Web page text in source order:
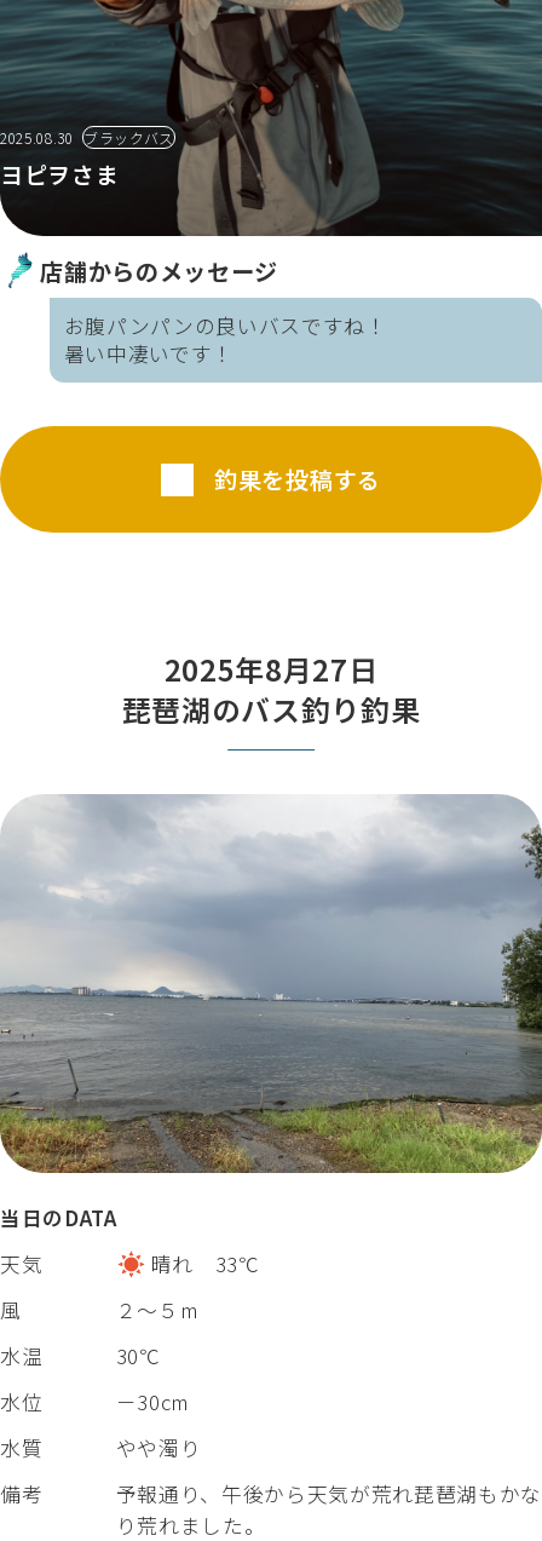
2025.08.30 ブラックバス
ヨピヲさま
店舗からのメッセージ
お腹パンパンの良いバスですね！
暑い中凄いです！
釣果を投稿する
2025年8月27日
琵琶湖のバス釣り釣果
当日のDATA
天気
晴れ 33℃
風
２～５m
水温
30℃
水位
－30cm
水質
やや濁り
備考
予報通り、午後から天気が荒れ琵琶湖もかな
り荒れました。